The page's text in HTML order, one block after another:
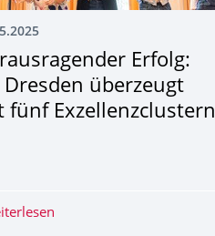
beim DCCF 2025
Erfolg:
Dresden überzeugt
fünf Exzellenzclus­tern